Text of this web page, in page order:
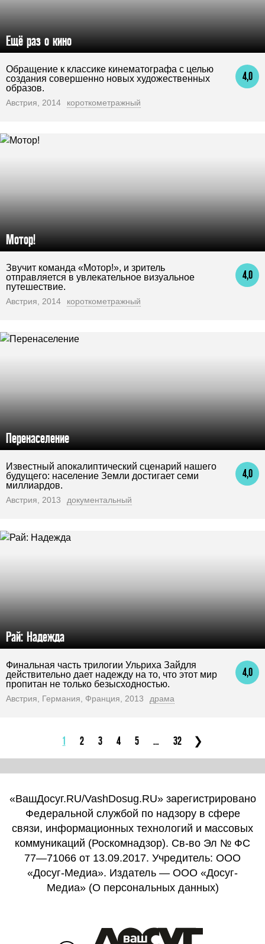
Ещё раз о кино
4,0
Обращение к классике кинематографа с целью
создания совершенно новых художественных
образов.
Австрия, 2014 короткометражный
Мотор!
4,0
Звучит команда «Мотор!», и зритель
отправляется в увлекательное визуальное
путешествие.
Австрия, 2014 короткометражный
Перенаселение
4,0
Известный апокалиптический сценарий нашего
будущего: население Земли достигает семи
миллиардов.
Австрия, 2013 документальный
Рай: Надежда
4,0
Финальная часть трилогии Ульриха Зайдля
действительно дает надежду на то, что этот мир
пропитан не только безысходностью.
Австрия, Германия, Франция, 2013 драма
1 2 3 4 5 32
«ВашДосуг.RU/VashDosug.RU» зарегистрировано
Федеральной службой по надзору в сфере
связи, информационных технологий и массовых
коммуникаций (Роскомнадзор). Св-во Эл № ФС
77—71066 от 13.09.2017. Учредитель: ООО
«Досуг-Медиа». Издатель — ООО «Досуг-
Медиа» (О персональных данных)